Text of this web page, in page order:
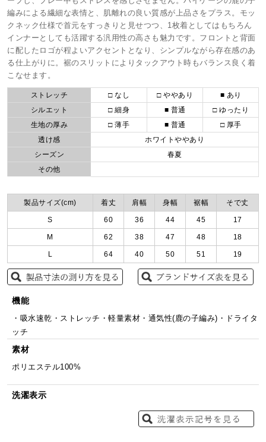
編みによる繊細な表情と、肌離れの良い質感が上品さをプラス。モッ
クネック仕様で首元をすっきりと見せつつ、1枚着としてはもちろん
インナーとしても活躍する汎用性の高さも魅力です。フロントと背面
に配したロゴが程よいアクセントとなり、シンプルながら存在感のあ
る仕上がりに。裾のスリットによりタックアウト時もバランス良く着
こなせます。
ストレッチ □ なし □ ややあり
■ あり
シルエット
□ 細身 ■ 普通
□ ゆったり
生地の厚み
□ 薄手 ■ 普通
□ 厚手
透け感
ホワイトややあり
シーズン
春夏
その他
製品サイズ(cm) 着丈 肩幅 身幅 裾幅 そで丈
S 60 36 44 45 17
M 62 38 47 48 18
L 64 40 50 51 19
機能
・吸水速乾・ストレッチ・軽量素材・通気性(鹿の子編み)・ドライタ
ッチ
素材
ポリエステル100%
洗濯表示